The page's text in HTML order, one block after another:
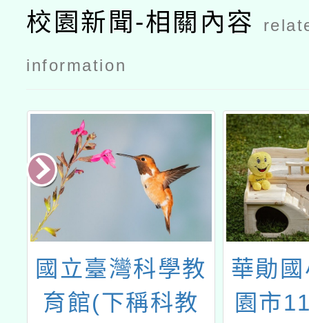
族教育政策
研討會「原
住民族教育
議程
校園新聞-相關內容
information
華勛國小辦理桃
園市114年「語
「
住民